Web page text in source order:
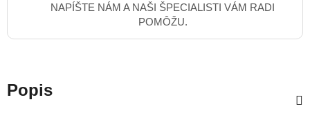
NAPÍŠTE NÁM A NAŠI ŠPECIALISTI VÁM RADI
POMÔŽU.
Popis